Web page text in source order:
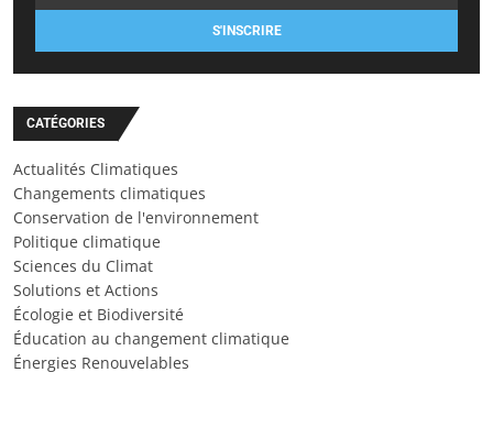
S'INSCRIRE
CATÉGORIES
Actualités Climatiques
Changements climatiques
Conservation de l'environnement
Politique climatique
Sciences du Climat
Solutions et Actions
Écologie et Biodiversité
Éducation au changement climatique
Énergies Renouvelables